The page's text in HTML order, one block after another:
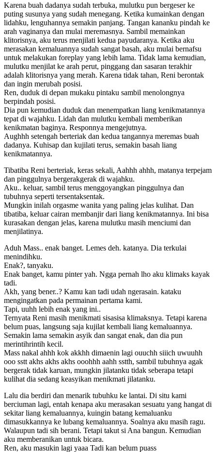
Karena buah dadanya sudah terbuka, mulutku pun bergeser ke
puting susunya yang sudah menegang. Ketika kumainkan dengan
lidahku, lenguhannya semakin panjang. Tangan kananku pindah ke
arah vaginanya dan mulai meremasnya. Sambil memainkan
klitorisnya, aku terus menjilati kedua payudaranya. Ketika aku
merasakan kemaluannya sudah sangat basah, aku mulai bernafsu
untuk melakukan foreplay yang lebih lama. Tidak lama kemudian,
mulutku menjilat ke arah perut, pinggang dan sasaran terakhir
adalah klitorisnya yang merah. Karena tidak tahan, Reni berontak
dan ingin merubah posisi.
Ren, duduk di depan mukaku pintaku sambil menolongnya
berpindah posisi.
Dia pun kemudian duduk dan menempatkan liang kenikmatannya
tepat di wajahku. Lidah dan mulutku kembali memberikan
kenikmatan baginya. Responnya mengejutnya.
Aughhh setengah berteriak dan kedua tangannya meremas buah
dadanya. Kuhisap dan kujilati terus, semakin basah liang
kenikmatannya.
Tibatiba Reni berteriak, keras sekali, Aahhh ahhh, matanya terpejam
dan pinggulnya bergerakgerak di wajahku.
Aku.. keluar, sambil terus menggoyangkan pinggulnya dan
tubuhnya seperti tersentaksentak.
Mungkin inilah orgasme wanita yang paling jelas kulihat. Dan
tibatiba, keluar cairan membanjir dari liang kenikmatannya. Ini bisa
kurasakan dengan jelas, karena mulutku masih menciumi dan
menjilatinya.
Aduh Mass.. enak banget. Lemes deh. katanya. Dia terkulai
menindihku.
Enak?, tanyaku.
Enak banget, kamu pinter yah. Ngga pernah lho aku klimaks kayak
tadi.
Akh, yang bener..? Kamu kan tadi udah ngerasain. kataku
mengingatkan pada permainan pertama kami.
Tapi, uuhh lebih enak yang ini..
Ternyata Reni masih menikmati sisasisa klimaksnya. Tetapi karena
belum puas, langsung saja kujilat kembali liang kemaluannya.
Semakin lama semakin asyik dan sangat enak, dan dia pun
merintihrintih kecil.
Mass nakal ahhh kok akkhh dimaenin lagi ouuchh siiich uwuuhh
ooo sstt akhs akhs akhs ooohhh aahh sstth, sambil tubuhnya agak
bergerak tidak karuan, mungkin jilatanku tidak seberapa tetapi
kulihat dia sedang keasyikan menikmati jilatanku.
Lalu dia berdiri dan menarik tubuhku ke lantai. Di situ kami
berciuman lagi, entah kenapa aku merasakan sesuatu yang hangat di
sekitar liang kemaluannya, kuingin batang kemaluanku
dimasukkannya ke lubang kemaluannya. Soalnya aku masih ragu.
Walaupun tadi sih berani. Tetapi takut si Ana bangun. Kemudian
aku memberanikan untuk bicara.
Ren, aku masukin lagi yaaa Tadi kan belum puass